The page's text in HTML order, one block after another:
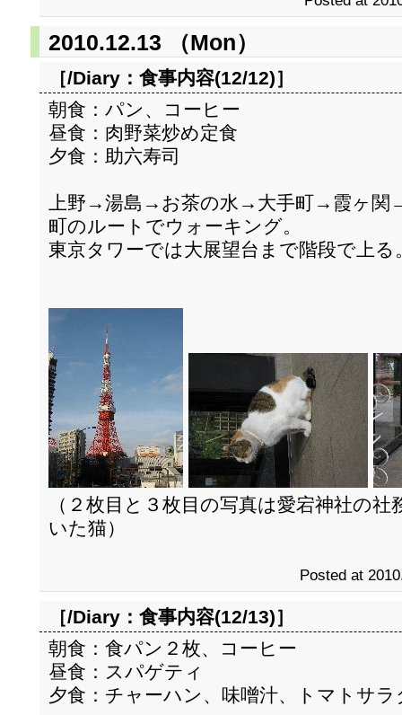
2010.12.13 （Mon）
［/Diary： 食事内容(12/12)］
朝食：パン、コーヒー
昼食：肉野菜炒め定食
夕食：助六寿司
上野→湯島→お茶の水→大手町→霞ヶ関
町のルートでウォーキング。
東京タワーでは大展望台まで階段で上る
（２枚目と３枚目の写真は愛宕神社の
いた猫）
Posted at
［/Diary： 食事内容(12/13)］
朝食：食パン２枚、コーヒー
昼食：スパゲティ
夕食：チャーハン、味噌汁、トマトサラ